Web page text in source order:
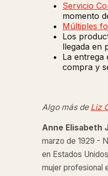
Servicio
momento
Múltiples
Los
llegada en
La entrega
compra y
Algo más de Liz
Anne Elisabeth
marzo de 1929 -
en Estados
mujer profesional